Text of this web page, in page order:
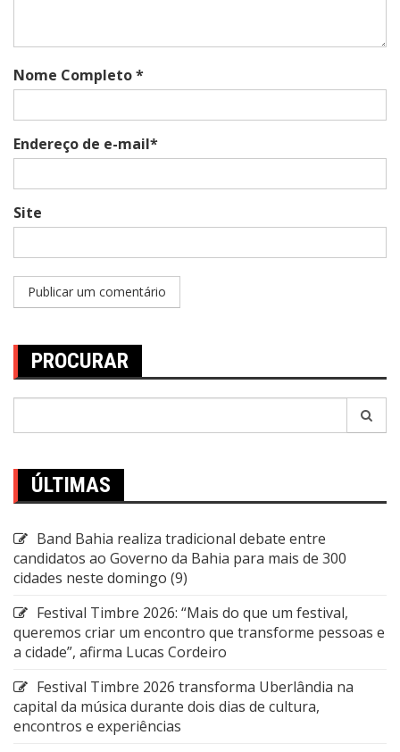
Nome Completo *
Endereço de e-mail*
Site
PROCURAR
ÚLTIMAS
Band Bahia realiza tradicional debate entre
candidatos ao Governo da Bahia para mais de 300
cidades neste domingo (9)
Festival Timbre 2026: “Mais do que um festival,
queremos criar um encontro que transforme pessoas e
a cidade”, afirma Lucas Cordeiro
Festival Timbre 2026 transforma Uberlândia na
capital da música durante dois dias de cultura,
encontros e experiências